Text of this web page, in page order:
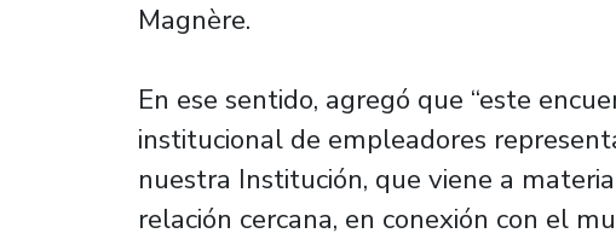
Magnère.
En ese sentido, agregó que “este
institucional de empleadores
nuestra Institución, que viene a
relación cercana, en conexión con el